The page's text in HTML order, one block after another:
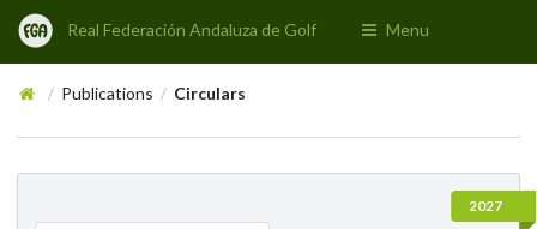
Real Federación Andaluza de Golf Menu
/ Publications / Circulars
2027